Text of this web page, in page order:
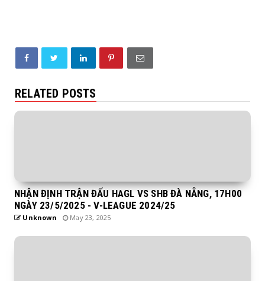
RELATED POSTS
NHẬN ĐỊNH TRẬN ĐẤU HAGL VS SHB ĐÀ NẴNG, 17H00
NGÀY 23/5/2025 - V-LEAGUE 2024/25
Unknown May 23, 2025